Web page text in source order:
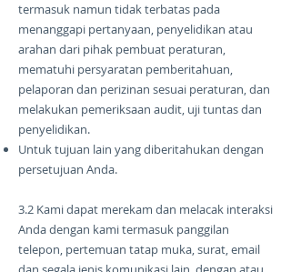
termasuk namun tidak terbatas pada
menanggapi pertanyaan, penyelidikan atau
arahan dari pihak pembuat peraturan,
mematuhi persyaratan pemberitahuan,
pelaporan dan perizinan sesuai peraturan, dan
melakukan pemeriksaan audit, uji tuntas dan
penyelidikan.
Untuk tujuan lain yang diberitahukan dengan
persetujuan Anda.
3.2 Kami dapat merekam dan melacak interaksi
Anda dengan kami termasuk panggilan
telepon, pertemuan tatap muka, surat, email